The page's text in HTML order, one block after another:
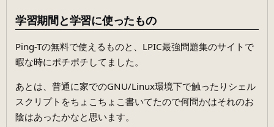
学習期間と学習に使ったもの
Ping-Tの無料で使えるものと、LPIC最強問題集のサイトで
暇な時にポチポチしてました。
あとは、普通に家でのGNU/Linux環境下で触ったりシェル
スクリプトをちょこちょこ書いてたので何問かはそれのお
陰はあったかなと思います。